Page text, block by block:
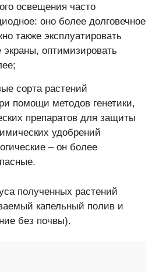
освещения часто
оно более долговечное
также эксплуатировать
оптимизировать
сорта растений
помощи методов генетики,
препаратов для защиты
удобрений
– он более
полученных растений
капельный полив и
без почвы).